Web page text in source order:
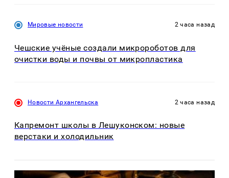
Мировые новости 2 часа назад
Чешские учёные создали микророботов для
очистки воды и почвы от микропластика
Новости Архангельска 2 часа назад
Капремонт школы в Лешуконском: новые
верстаки и холодильник